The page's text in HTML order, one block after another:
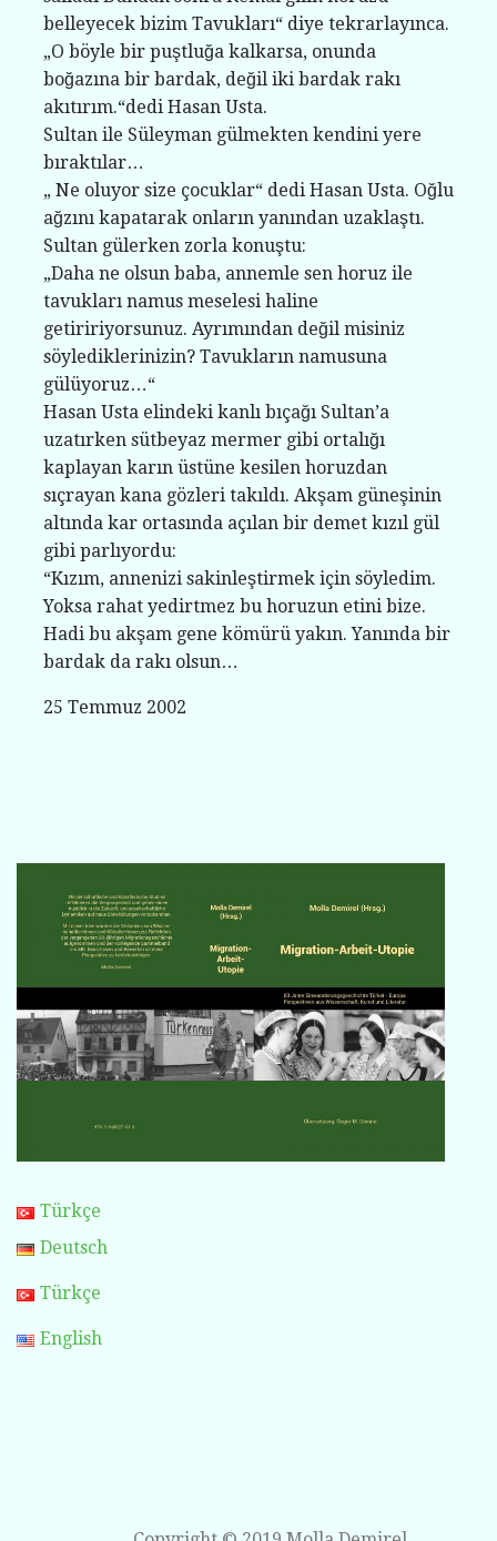
belleyecek bizim Tavukları“ diye tekrarlayınca.
„O böyle bir puştluğa kalkarsa, onunda
boğazına bir bardak, değil iki bardak rakı
akıtırım.“dedi Hasan Usta.
Sultan ile Süleyman gülmekten kendini yere
bıraktılar…
„ Ne oluyor size çocuklar“ dedi Hasan Usta. Oğlu
ağzını kapatarak onların yanından uzaklaştı.
Sultan gülerken zorla konuştu:
„Daha ne olsun baba, annemle sen horuz ile
tavukları namus meselesi haline
getiririyorsunuz. Ayrımından değil misiniz
söylediklerinizin? Tavukların namusuna
gülüyoruz…“
Hasan Usta elindeki kanlı bıçağı Sultan’a
uzatırken sütbeyaz mermer gibi ortalığı
kaplayan karın üstüne kesilen horuzdan
sıçrayan kana gözleri takıldı. Akşam güneşinin
altında kar ortasında açılan bir demet kızıl gül
gibi parlıyordu:
“Kızım, annenizi sakinleştirmek için söyledim.
Yoksa rahat yedirtmez bu horuzun etini bize.
Hadi bu akşam gene kömürü yakın. Yanında bir
bardak da rakı olsun…
25 Temmuz 2002
Türkçe
Deutsch
Türkçe
English